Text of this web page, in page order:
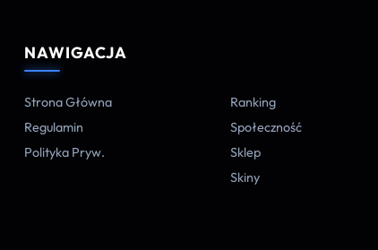
NAWIGACJA
Strona Główna
Regulamin
Polityka Pryw.
Ranking
Społeczność
Sklep
Skiny